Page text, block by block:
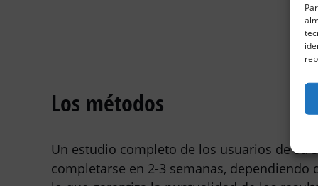
Los métodos
Un estudio completo de los usuarios de su
completarse en 2-3 semanas, dependiendo